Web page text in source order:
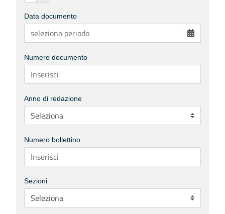
Data documento
Numero documento
Anno di redazione
Numero bollettino
Sezioni